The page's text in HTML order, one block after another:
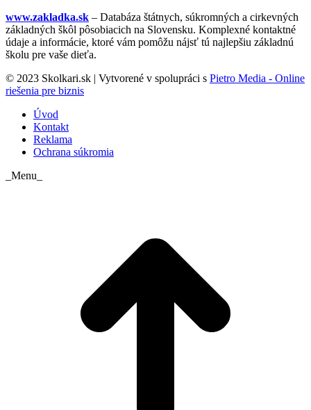
www.zakladka.sk – Databáza štátnych, súkromných a cirkevných
základných škôl pôsobiacich na Slovensku. Komplexné kontaktné
údaje a informácie, ktoré vám pomôžu nájsť tú najlepšiu základnú
školu pre vaše dieťa.
© 2023 Skolkari.sk | Vytvorené v spolupráci s Pietro Media - Online
riešenia pre biznis
Úvod
Kontakt
Reklama
Ochrana súkromia
_Menu_